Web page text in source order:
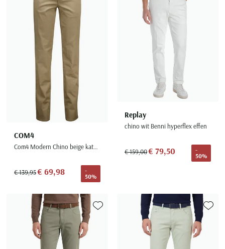
COM4
Com4 Modern Chino beige katoen
€ 139,95€ 69,98
-
50%
Replay
chino wit Benni hyperflex effen
€ 159,00€ 79,50
-
50%
Toevoegen aan favorieten